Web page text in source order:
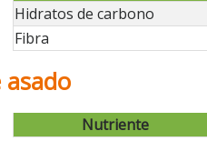
Hidratos de carbono
Fibra
Nutriente